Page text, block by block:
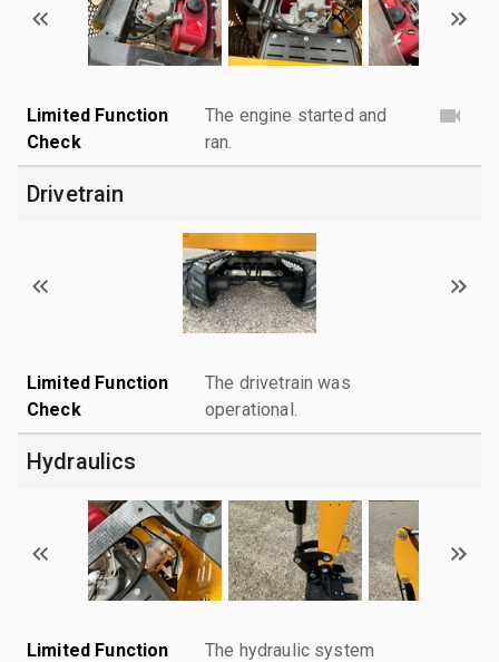
Limited Function
Check
The engine started and
ran.
Drivetrain
Limited Function
Check
The drivetrain was
operational.
Hydraulics
Limited Function
The hydraulic system